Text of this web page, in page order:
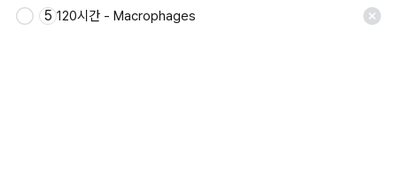
5 120시간 - Macrophages